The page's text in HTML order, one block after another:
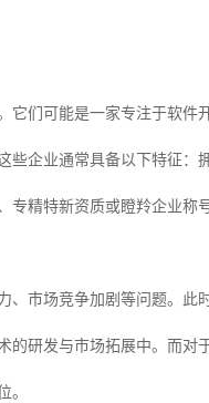
它们可能是一家专注于软
企业通常具备以下特征
专精特新资质或瞪羚企业
、市场竞争加剧等问题。
的研发与市场拓展中。而
。